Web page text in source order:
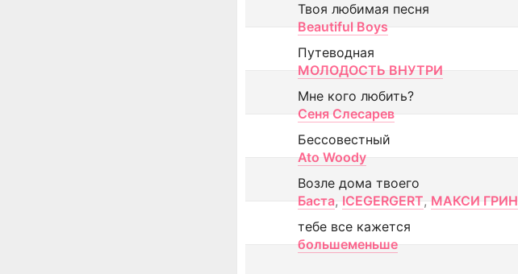
Твоя любимая песня
Beautiful Boys
Путеводная
МОЛОДОСТЬ ВНУТРИ
Мне кого любить?
Сеня Слесарев
Бессовестный
Ato Woody
Возле дома твоего
Баста, ICEGERGERT, МАКСИ ГРИН
тебе все кажется
большеменьше